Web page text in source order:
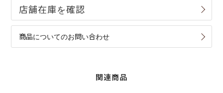
商品についてのお問い合わせ
関連商品